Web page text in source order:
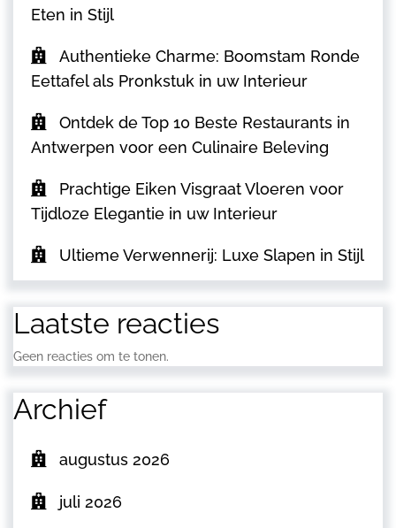
Eten in Stijl
Authentieke Charme: Boomstam Ronde
Eettafel als Pronkstuk in uw Interieur
Ontdek de Top 10 Beste Restaurants in
Antwerpen voor een Culinaire Beleving
Prachtige Eiken Visgraat Vloeren voor
Tijdloze Elegantie in uw Interieur
Ultieme Verwennerij: Luxe Slapen in Stijl
Laatste reacties
Geen reacties om te tonen.
Archief
augustus 2026
juli 2026